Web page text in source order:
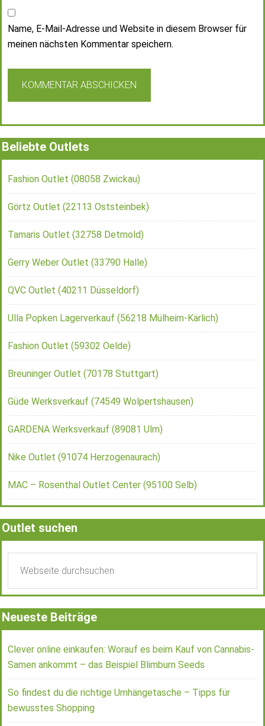
Name, E-Mail-Adresse und Website in diesem Browser für
meinen nächsten Kommentar speichern.
Beliebte Outlets
Fashion Outlet (08058 Zwickau)
Görtz Outlet (22113 Oststeinbek)
Tamaris Outlet (32758 Detmold)
Gerry Weber Outlet (33790 Halle)
QVC Outlet (40211 Düsseldorf)
Ulla Popken Lagerverkauf (56218 Mülheim-Kärlich)
Fashion Outlet (59302 Oelde)
Breuninger Outlet (70178 Stuttgart)
Güde Werksverkauf (74549 Wolpertshausen)
GARDENA Werksverkauf (89081 Ulm)
Nike Outlet (91074 Herzogenaurach)
MAC – Rosenthal Outlet Center (95100 Selb)
Outlet suchen
Neueste Beiträge
Clever online einkaufen: Worauf es beim Kauf von Cannabis-
Samen ankommt – das Beispiel Blimburn Seeds
So findest du die richtige Umhängetasche – Tipps für
bewusstes Shopping